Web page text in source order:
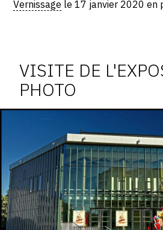
Vernissage le 17 janvier 2020 en
l'exposition
VISITE DE
PHOTO